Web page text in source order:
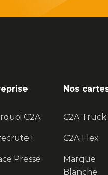
C2A
!
Presse
Nos
C2A Truck
C2A Flex
Marque
Blanche